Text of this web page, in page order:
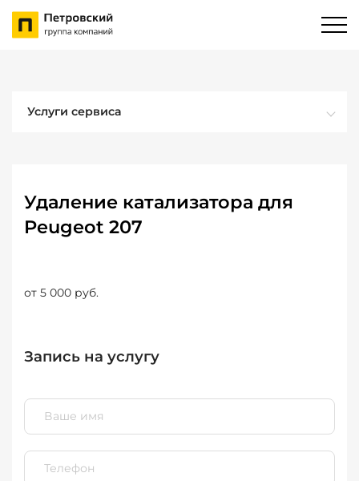
Услуги сервиса
Удаление катализатора для
Peugeot 207
от 5 000 руб.
Запись на услугу